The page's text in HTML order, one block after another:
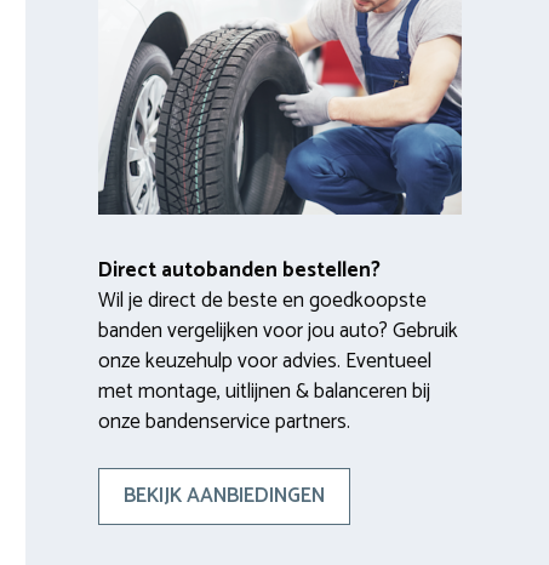
Direct autobanden bestellen?
Wil je direct de beste en goedkoopste
banden vergelijken voor jou auto? Gebruik
onze keuzehulp voor advies. Eventueel
met montage, uitlijnen & balanceren bij
onze bandenservice partners.
BEKIJK AANBIEDINGEN